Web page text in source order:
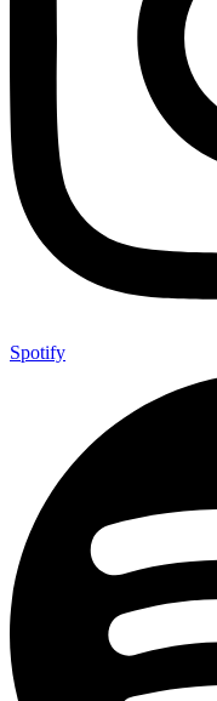
Spotify